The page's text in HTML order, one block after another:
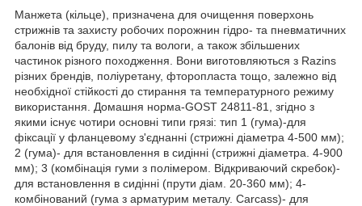
Манжета (кільце), призначена для очищення поверхонь
стрижнів та захисту робочих порожнин гідро- та пневматичних
балонів від бруду, пилу та вологи, а також збільшених
частинок різного походження. Вони виготовляються з Razins
різних брендів, поліуретану, фторопласта тощо, залежно від
необхідної стійкості до стирання та температурного режиму
використання. Домашня норма-GOST 24811-81, згідно з
якими існує чотири основні типи грязі: тип 1 (гума)-для
фіксації у фланцевому з'єднанні (стрижні діаметра 4-500 мм);
2 (гума)- для встановлення в сидінні (стрижні діаметра. 4-900
мм); 3 (комбінація гуми з полімером. Відкриваючий скребок)-
для встановлення в сидінні (прути діам. 20-360 мм); 4-
комбінований (гума з арматурим металу. Carcass)- для